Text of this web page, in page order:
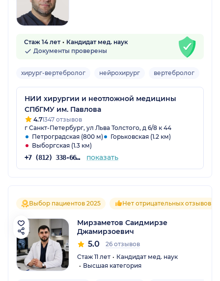
Стаж 14 лет
Кандидат мед. наук
Документы проверены
хирург-вертебролог нейрохирург вертебролог
НИИ хирургии и неотложной медицины
СПбГМУ им. Павлова
4.71347 отзывов
г Санкт-Петербург, ул Льва Толстого, д 6/8 к 44
Петроградская (800 м)
Горьковская (1.2 км)
Выборгская (1.3 км)
+7 (812) 338-66-41 показать
Выбор пациентов 2025 Нет отрицательных отзывов
Мирзаметов Саидмирзе
Джамирзоевич
5.0
26 отзывов
Стаж 11 лет
Кандидат мед. наук
Высшая категория